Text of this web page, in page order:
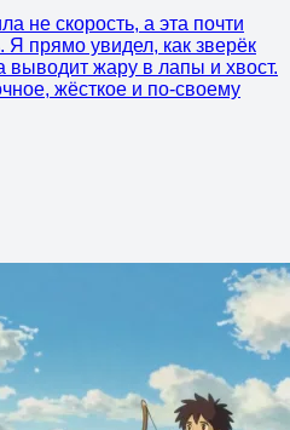
не скорость, а эта почти
Я прямо увидел, как зверёк
выводит жару в лапы и хвост.
жёсткое и по-своему